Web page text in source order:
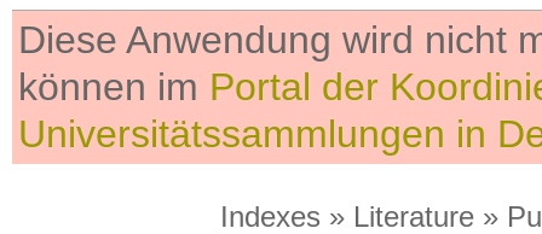
Diese Anwendung wird nicht
können im Portal der
Universitätssammlungen in
Indexes » Literature »